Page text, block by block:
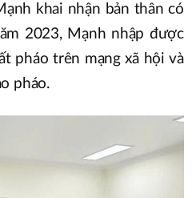
khai nhận bản thân có
2023, Mạnh nhập được
pháo trên mạng xã hội và
pháo.